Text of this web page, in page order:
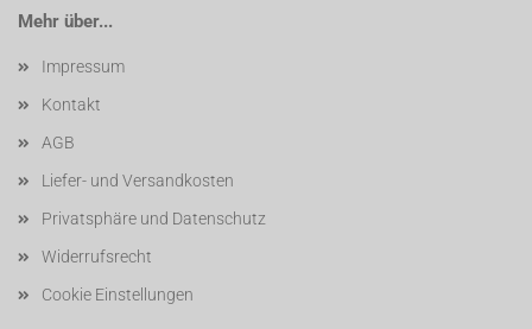
Mehr über...
Impressum
Kontakt
AGB
Liefer- und Versandkosten
Privatsphäre und Datenschutz
Widerrufsrecht
Cookie Einstellungen